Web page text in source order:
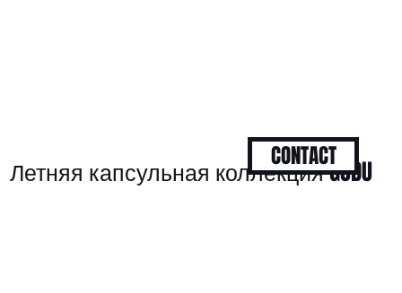
Летняя капсульная коллекция GUDU
CONTACT